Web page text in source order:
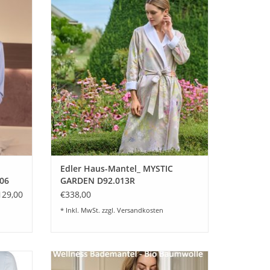
und
Hausmantel "MYSTIC GARDEN" in edlem
Satin mit feinem Frottier Innenfutter.
Dieser Hausmantel wird auf Bestellung für
Sie angefertigt.
ZUM WARENKORB HINZUFÜGEN
Edler Haus-Mantel_ MYSTIC
GARDEN D92.013R
€338,00
* Inkl. MwSt. zzgl. Versandkosten
"Bademantel COSHMERE Gots Schlossberg